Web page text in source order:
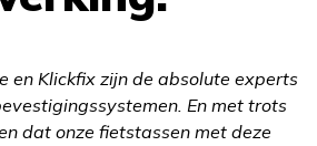
en Klickfix zijn de absolute experts
En met trots
dat onze fietstassen met deze